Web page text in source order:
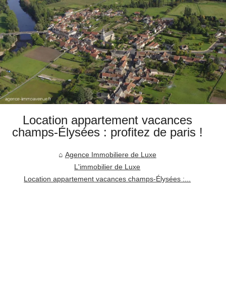
Location appartement vacances
champs-Élysées : profitez de paris !
Agence Immobiliere de Luxe
L'immobilier de Luxe
Location appartement vacances champs-Élysées :...